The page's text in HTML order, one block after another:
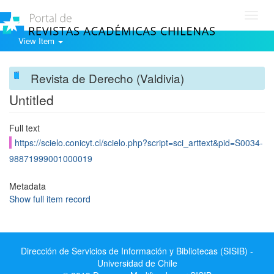
View Item
Revista de Derecho (Valdivia)
Untitled
Full text
https://scielo.conicyt.cl/scielo.php?script=sci_arttext&pid=S0034-
98871999001000019
Metadata
Show full item record
Dirección de Servicios de Información y Bibliotecas (SISIB) -
Universidad de Chile